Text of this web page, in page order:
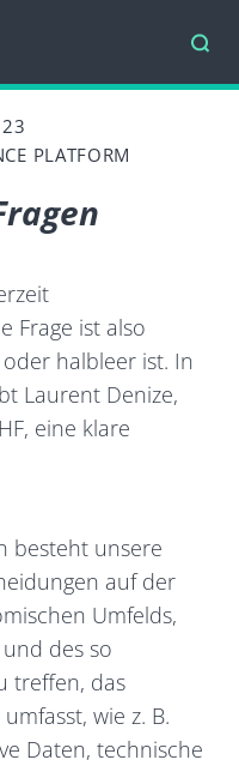
PLATFORM
Frage ist also
halbleer ist. In
Laurent Denize,
eine klare
besteht unsere
auf der
Umfelds,
des so
treffen, das
wie z. B.
Daten, technische